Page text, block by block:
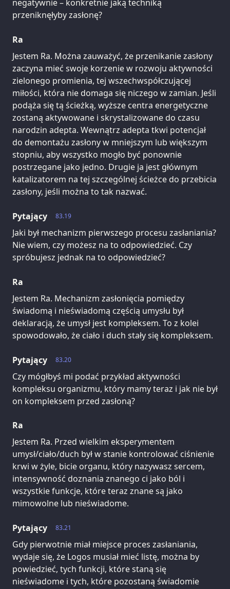
negatywnie – konkretnie jaką techniką
przeniknęłyby zasłonę?
Ra
Jestem Ra. Można zauważyć, że przenikanie zasłony
zaczyna mieć swoje korzenie w rozwoju aktywności
zielonego promienia, tej wszechwspółczującej
miłości, która nie domaga się niczego w zamian. Jeśli
podąża się tą ścieżką, wyższe centra energetyczne
zostaną aktywowane i skrystalizowane do czasu
narodzin adepta. Wewnątrz adepta tkwi potencjał
do demontażu zasłony w mniejszym lub większym
stopniu, aby wszystko mogło być ponownie
postrzegane jako jedno. Drugie ja jest głównym
katalizatorem na tej szczególnej ścieżce do przebicia
zasłony, jeśli można to tak nazwać.
83.19
Pytający
Jaki był mechanizm pierwszego procesu zasłaniania?
Nie wiem, czy możesz na to odpowiedzieć. Czy
spróbujesz jednak na to odpowiedzieć?
Ra
Jestem Ra. Mechanizm zasłonięcia pomiędzy
świadomą i nieświadomą częścią umysłu był
deklaracją, że umysł jest kompleksem. To z kolei
spowodowało, że ciało i duch stały się kompleksem.
83.20
Pytający
Czy mógłbyś mi podać przykład aktywności
kompleksu organizmu, który mamy teraz i jak nie był
on kompleksem przed zasłoną?
Ra
Jestem Ra. Przed wielkim eksperymentem
umysł/ciało/duch był w stanie kontrolować ciśnienie
krwi w żyle, bicie organu, który nazywasz sercem,
intensywność doznania znanego ci jako ból i
wszystkie funkcje, które teraz znane są jako
mimowolne lub nieświadome.
83.21
Pytający
Gdy pierwotnie miał miejsce proces zasłaniania,
wydaje się, że Logos musiał mieć listę, można by
powiedzieć, tych funkcji, które staną się
nieświadome i tych, które pozostaną świadomie